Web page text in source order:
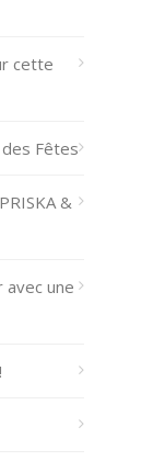
cette
Fêtes
&
avec une